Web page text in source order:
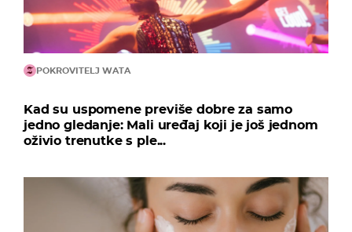
POKROVITELJ WATA
Kad su uspomene previše dobre za samo
jedno gledanje: Mali uređaj koji je još jednom
oživio trenutke s ple...